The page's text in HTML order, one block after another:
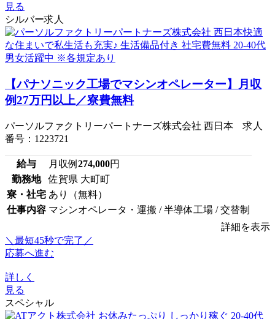
見る
シルバー求人
【パナソニック工場でマシンオペレーター】月収
例27万円以上／寮費無料
パーソルファクトリーパートナーズ株式会社 西日本 求人
番号：1223721
給与 月収例 274,000円
勤務地
佐賀県 大町町
寮・社宅 あり（無料）
仕事内容 マシンオペレータ・運搬 / 半導体工場 / 交替制
詳細を表示
＼最短45秒で完了／
応募へ進む
詳しく
見る
スペシャル